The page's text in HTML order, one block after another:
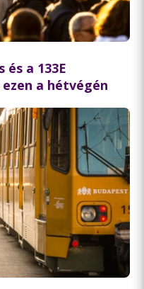
és a 133E
a hétvégén